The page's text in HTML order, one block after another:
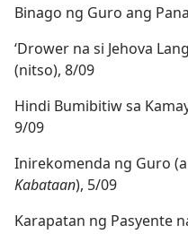
Binago ng Guro ang
‘Drower na si Jehova
(nitso), 8/09
Hindi Bumibitiw sa
9/09
Inirekomenda ng Guro
Kabataan), 5/09
Karapatan ng Pasyente